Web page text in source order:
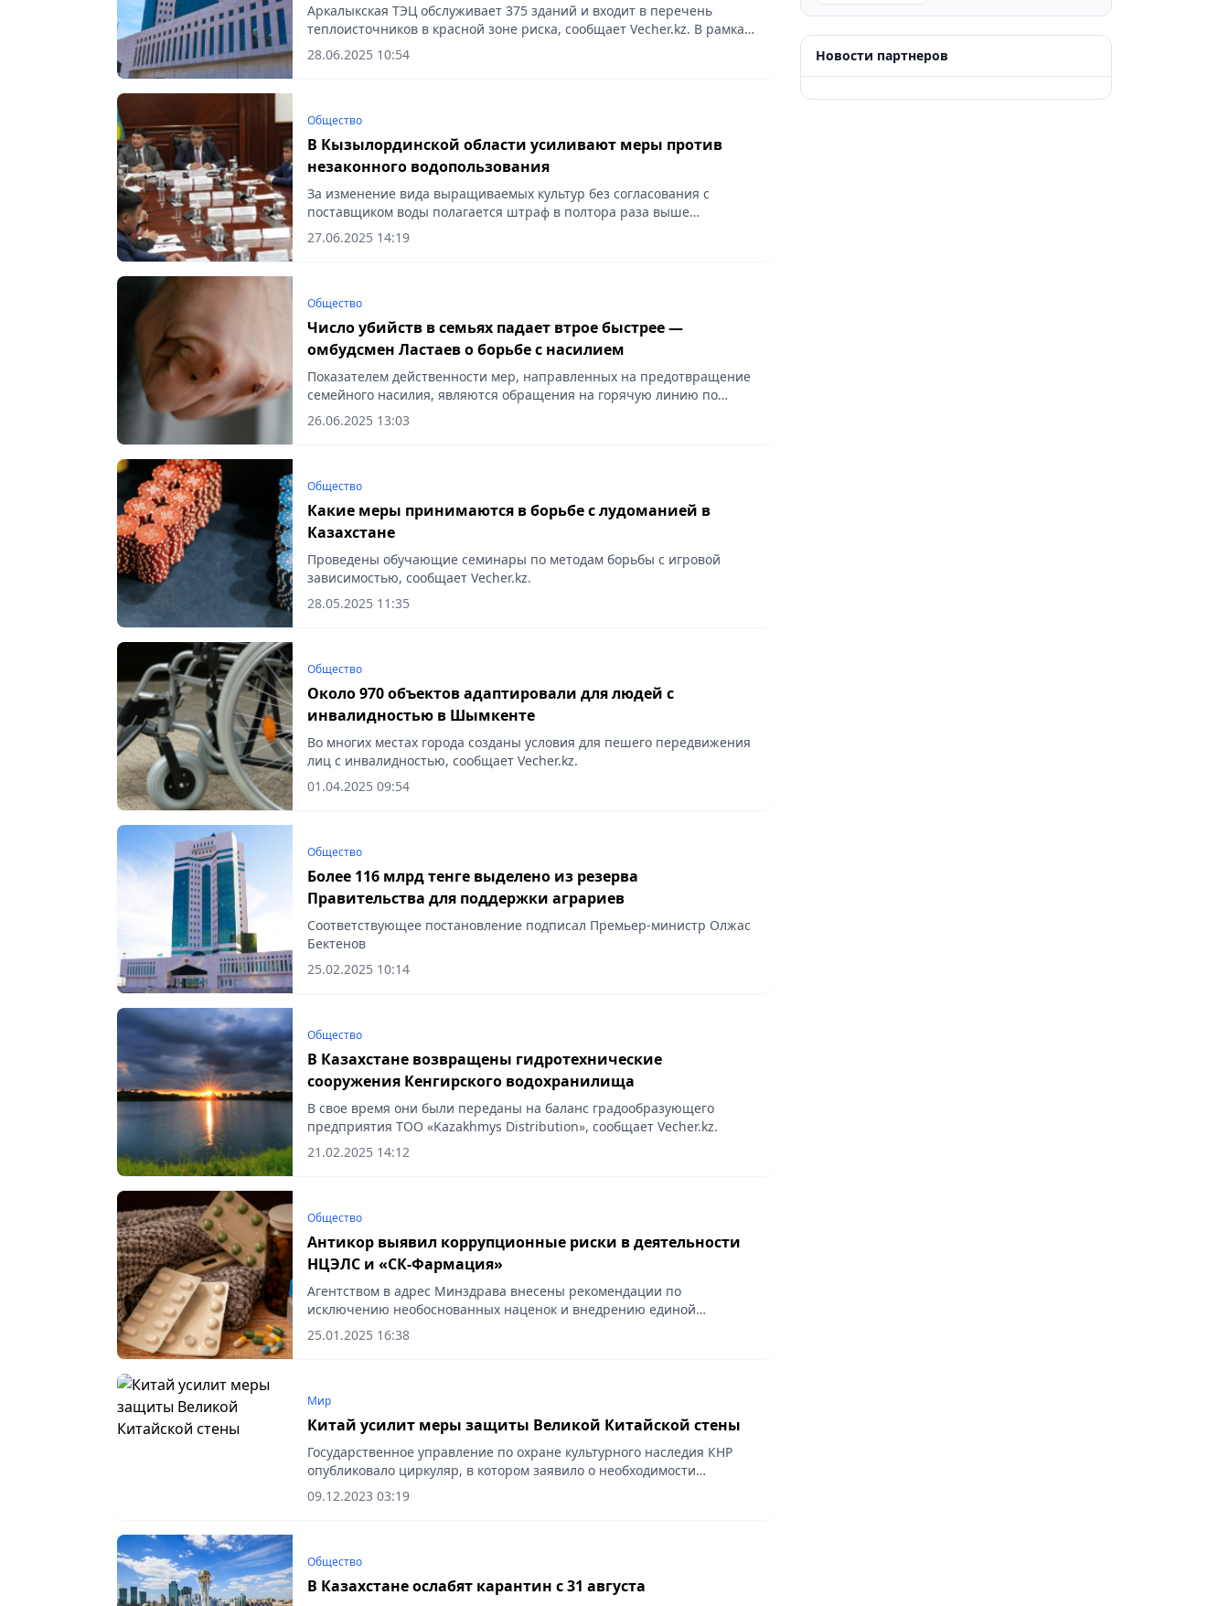
Аркалыкская ТЭЦ обслуживает 375 зданий и входит в перечень
теплоисточников в красной зоне риска, сообщает Vecher.kz. В рамках
реализации поручений Главы государства Касым-Жомарта Токаева
по...
28.06.2025 10:54
Общество
В Кызылординской области усиливают меры против
незаконного водопользования
За изменение вида выращиваемых культур без согласования с
поставщиком воды полагается штраф в полтора раза выше
утвержденного тарифа, сообщает Vecher.kz.
27.06.2025 14:19
Общество
Число убийств в семьях падает втрое быстрее —
омбудсмен Ластаев о борьбе с насилием
Показателем действенности мер, направленных на предотвращение
семейного насилия, являются обращения на горячую линию по
телефону доверия, сообщает Vecher.kz.
26.06.2025 13:03
Общество
Какие меры принимаются в борьбе с лудоманией в
Казахстане
Проведены обучающие семинары по методам борьбы с игровой
зависимостью, сообщает Vecher.kz.
28.05.2025 11:35
Общество
Около 970 объектов адаптировали для людей с
инвалидностью в Шымкенте
Во многих местах города созданы условия для пешего передвижения
лиц с инвалидностью, сообщает Vecher.kz.
01.04.2025 09:54
Общество
Более 116 млрд тенге выделено из резерва
Правительства для поддержки аграриев
Соответствующее постановление подписал Премьер-министр Олжас
Бектенов
25.02.2025 10:14
Общество
В Казахстане возвращены гидротехнические
сооружения Кенгирского водохранилища
В свое время они были переданы на баланс градообразующего
предприятия ТОО «Kazakhmys Distribution», сообщает Vecher.kz.
21.02.2025 14:12
Общество
Антикор выявил коррупционные риски в деятельности
НЦЭЛС и «СК-Фармация»
Агентством в адрес Минздрава внесены рекомендации по
исключению необоснованных наценок и внедрению единой
информсистемы мониторинга, сообщает Vecher.kz.
25.01.2025 16:38
Мир
Китай усилит меры защиты Великой Китайской стены
Государственное управление по охране культурного наследия КНР
опубликовало циркуляр, в котором заявило о необходимости
дальнейшего усиления работы по защите Великой Китайской стены,
являющейся...
09.12.2023 03:19
Общество
В Казахстане ослабят карантин с 31 августа
Новости партнеров